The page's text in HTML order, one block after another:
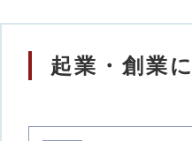
起業・創業